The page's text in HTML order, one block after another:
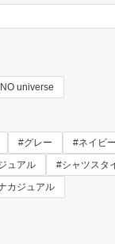
universe
#グレー #ネイビー
ュアル
#シャツスタ
カジュアル